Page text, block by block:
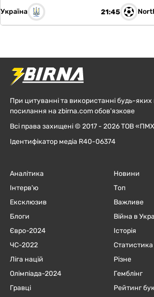
Україна 21:45
При цитуванні та використанні будь-яких
посилання на zbirna.com обов'язкове
Всі права захищені © 2017 - 2026 ТОВ
Ідентифікатор медіа R40-06374
Аналітика
Інтерв'ю
Ексклюзив
Блоги
Євро-2024
ЧC-2022
Ліга націй
Олімпіада-2024
Гравці
Новини
Топ
Важливе
Війна в
Історія
Статистика
Різне
Гемблінг
Рейтинг